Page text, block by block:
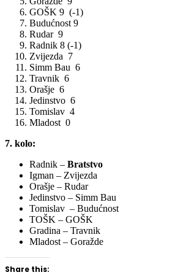
GOŠK 9 (-1)
Budućnost 9
Rudar 9
Radnik 8 (-1)
Zvijezda 7
Simm Bau 6
Travnik 6
Orašje 6
Jedinstvo 6
Tomislav 4
Mladost 0
7. kolo:
Radnik – Bratstvo
Igman – Zvijezda
Orašje – Rudar
Jedinstvo – Simm Bau
Tomislav – Budućnost
TOŠK – GOŠK
Gradina – Travnik
Mladost – Goražde
Share this: